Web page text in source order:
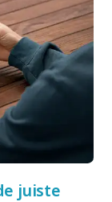
juiste